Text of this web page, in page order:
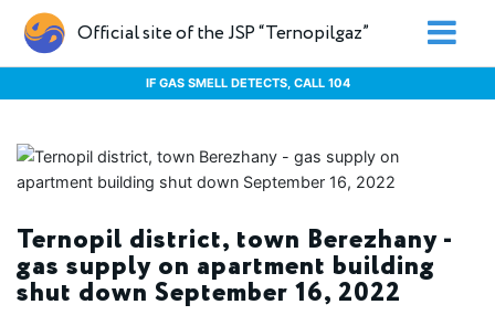
Official site of the JSP “Ternopilgaz”
IF GAS SMELL DETECTS, CALL 104
Ternopil district, town Berezhany -
gas supply on apartment building
shut down September 16, 2022